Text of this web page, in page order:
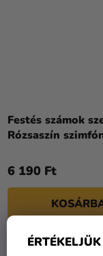
Festés számok
Rózsaszín
©art_selena_ua
6 190 Ft